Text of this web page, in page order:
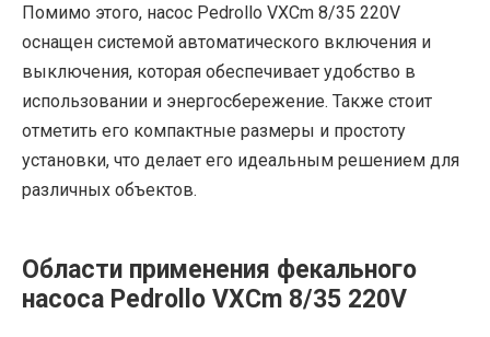
Помимо этого, насос Pedrollo VXCm 8/35 220V
оснащен системой автоматического включения и
выключения, которая обеспечивает удобство в
использовании и энергосбережение. Также стоит
отметить его компактные размеры и простоту
установки, что делает его идеальным решением для
различных объектов.
Области применения фекального
насоса Pedrollo VXCm 8/35 220V